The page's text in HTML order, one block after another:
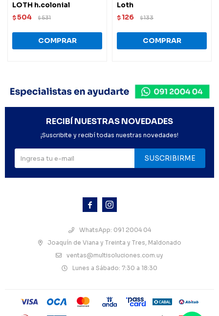
LOTH h.colonial
$504 $531
Loth
$ 126 $133
 
WhatsApp: 091 2004 04
Joaquín de Viana y Treinta y Tres, Maldonado
ventas@multisoluciones.com.uy
Lunes a Sábado: 7:30 a 18:30
RECIBÍ NUESTRAS NOVEDADES
¡Suscribite y recibí todas nuestras novedades!
SUSCRIBIRME